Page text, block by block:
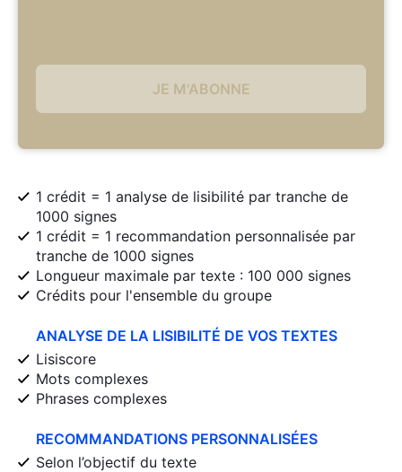
JE M'ABONNE
1 crédit = 1 analyse de lisibilité par tranche de
1000 signes
1 crédit = 1 recommandation personnalisée par
tranche de 1000 signes
Longueur maximale par texte : 100 000 signes
Crédits pour l'ensemble du groupe
ANALYSE DE LA LISIBILITÉ DE VOS TEXTES
Lisiscore
Mots complexes
Phrases complexes
RECOMMANDATIONS PERSONNALISÉES
Selon l’objectif du texte